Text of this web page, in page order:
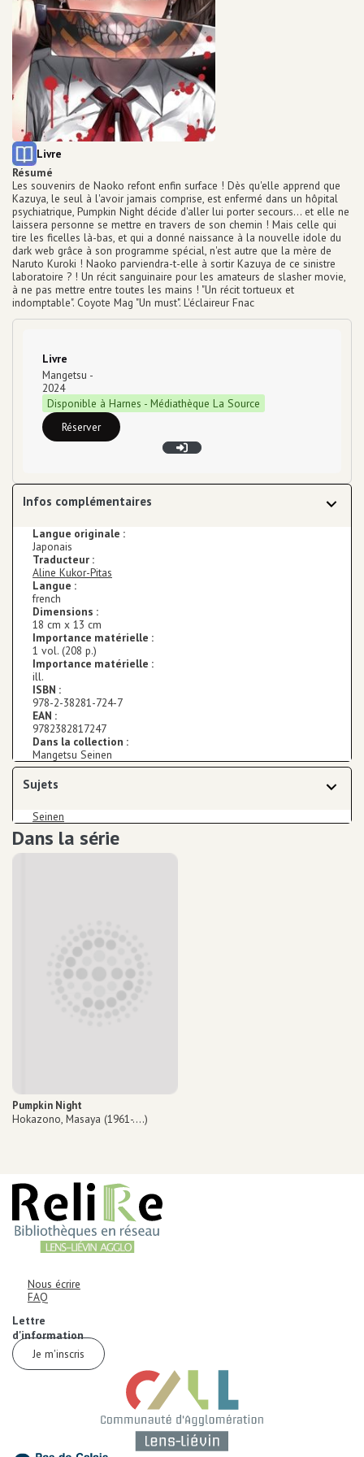
Equipements numériques
Prêt de liseuse
Impression / Photocopie
Ecrivain public
Espaces de travail
Point détente
Equipements bébé
Ludothèque
Grainothèque
Boîtes de retour 24h/24
Portage à domicile
Tous les services
Infos
pratiques
Type de support matériel
Livre
Résumé
Les souvenirs de Naoko refont enfin surface ! Dès qu'elle apprend que
Kazuya, le seul à l'avoir jamais comprise, est enfermé dans un hôpital
psychiatrique, Pumpkin Night décide d'aller lui porter secours... et elle ne
laissera personne se mettre en travers de son chemin ! Mais celle qui
tire les ficelles là-bas, et qui a donné naissance à la nouvelle idole du
dark web grâce à son programme spécial, n'est autre que la mère de
Naruto Kuroki ! Naoko parviendra-t-elle à sortir Kazuya de ce sinistre
laboratoire ? ! Un récit sanguinaire pour les amateurs de slasher movie,
à ne pas mettre entre toutes les mains ! "Un récit tortueux et
indomptable". Coyote Mag "Un must". L'éclaireur Fnac
Type de support matériel
Livre
Mangetsu -
2024
Disponible à Harnes - Médiathèque La Source
Réserver
Infos complémentaires
Langue originale :
Japonais
Traducteur :
Aline Kukor-Pitas
Langue :
french
Dimensions :
18 cm x 13 cm
Importance matérielle :
1 vol. (208 p.)
Importance matérielle :
ill.
ISBN :
978-2-38281-724-7
EAN :
9782382817247
Dans la collection :
Mangetsu Seinen
Sujets
A pour sujet
Seinen
Dans la série
Pumpkin Night
Scénariste
Hokazono, Masaya (1961-....)
AUTRES INFORMATIONS ET MENTIONS LÉGALES
Corps
Informations de contact
Nous écrire
FAQ
Corps
Lettre
d'information
Je m'inscris